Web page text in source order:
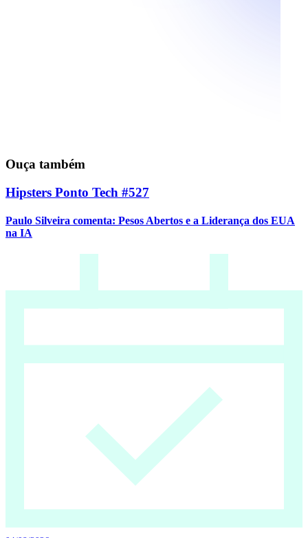
Ouça também
Hipsters Ponto Tech #527
Paulo Silveira comenta: Pesos Abertos e a Liderança dos EUA
na IA